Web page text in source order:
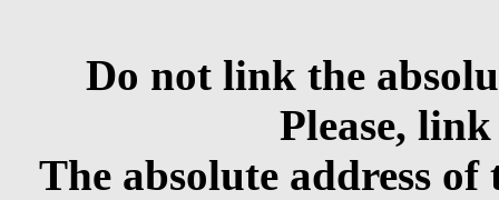
Do not link the
Please,
The absolute address